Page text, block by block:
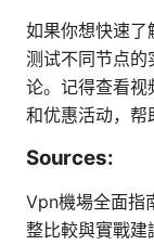
如果你想快速了
测试不同节点的
论。记得查看视
和优惠活动，帮
Sources:
Vpn機場全面指
整比較與實戰建